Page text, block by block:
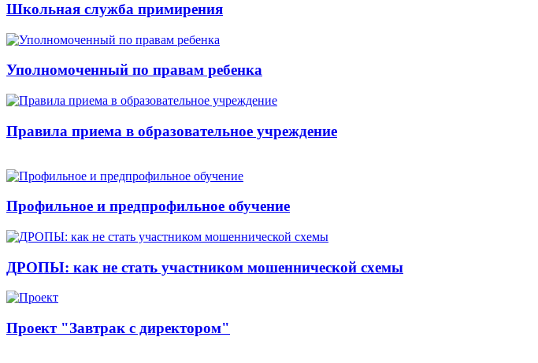
Школьная служба примирения
Уполномоченный по правам ребенка
Правила приема в образовательное учреждение
Профильное и предпрофильное обучение
ДРОПЫ: как не стать участником мошеннической схемы
Проект "Завтрак с директором"